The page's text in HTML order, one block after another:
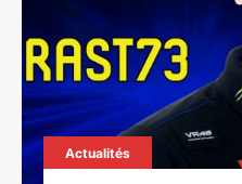
Actualités
Rechercher
: